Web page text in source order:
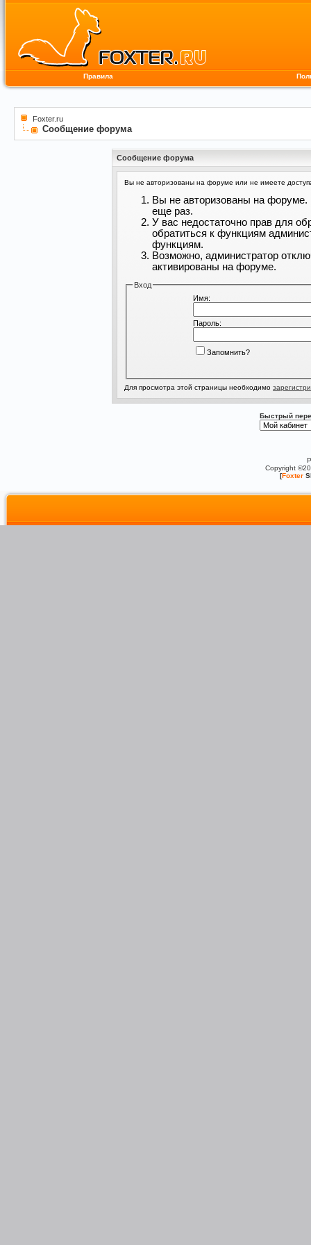
Правила
Foxter.ru
Сообщение форума
Сообщение форума
Вы не авторизованы на форуме или не имеете
Вы не авторизованы на форуме.
еще раз.
У вас недостаточно прав для
обратиться к функциям
функциям.
Возможно, администратор
активированы на форуме.
Вход
Имя:
Пароль:
Запомнить?
Для просмотра этой страницы необходимо
Быстрый
Copyright
[Foxter